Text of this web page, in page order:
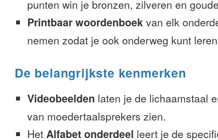
punten win je bronzen, zilveren en
Printbaar woordenboek van elk
nemen zodat je ook onderweg kunt
De belangrijkste kenmerken
Videobeelden laten je de lichaamstaal
van moedertaalsprekers zien.
Het Alfabet onderdeel leert je de